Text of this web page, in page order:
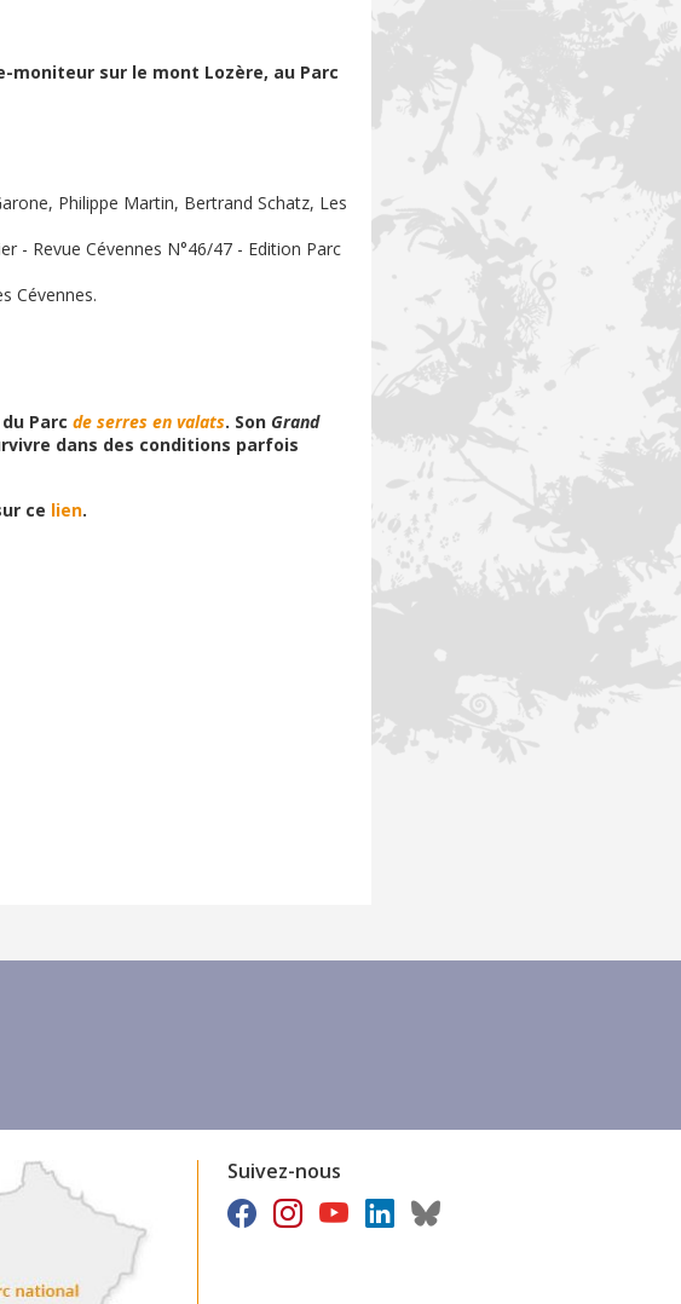
moniteur sur le mont Lozère, au Parc
Philippe Martin, Bertrand Schatz, Les
- Revue Cévennes N°46/47 - Edition Parc
Cévennes.
Parc de serres en valats. SonGrand
dans des conditions parfois
ce lien.
Suivez-nous